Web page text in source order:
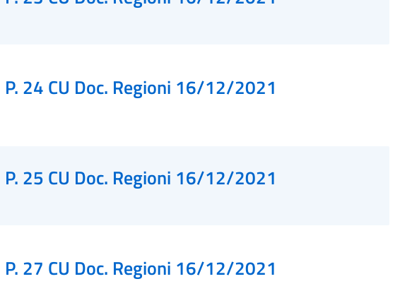
P. 24 CU Doc. Regioni 16/12/2021
P. 25 CU Doc. Regioni 16/12/2021
P. 27 CU Doc. Regioni 16/12/2021